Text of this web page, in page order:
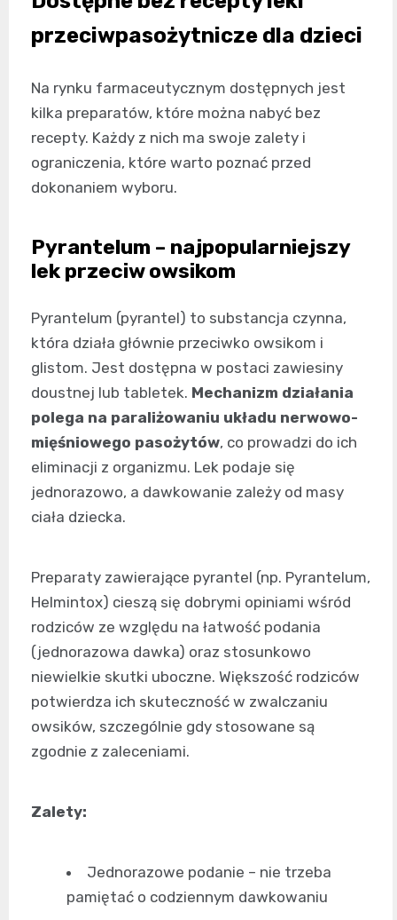
przeciwpasożytnicze dla dzieci
Na rynku farmaceutycznym dostępnych jest
kilka preparatów, które można nabyć bez
recepty. Każdy z nich ma swoje zalety i
ograniczenia, które warto poznać przed
dokonaniem wyboru.
Pyrantelum – najpopularniejszy
lek przeciw owsikom
Pyrantelum (pyrantel) to substancja czynna,
która działa głównie przeciwko owsikom i
glistom. Jest dostępna w postaci zawiesiny
doustnej lub tabletek. Mechanizm działania
polega na paraliżowaniu układu nerwowo-
mięśniowego pasożytów, co prowadzi do ich
eliminacji z organizmu. Lek podaje się
jednorazowo, a dawkowanie zależy od masy
ciała dziecka.
Preparaty zawierające pyrantel (np. Pyrantelum,
Helmintox) cieszą się dobrymi opiniami wśród
rodziców ze względu na łatwość podania
(jednorazowa dawka) oraz stosunkowo
niewielkie skutki uboczne. Większość rodziców
potwierdza ich skuteczność w zwalczaniu
owsików, szczególnie gdy stosowane są
zgodnie z zaleceniami.
Zalety:
Jednorazowe podanie – nie trzeba
pamiętać o codziennym dawkowaniu